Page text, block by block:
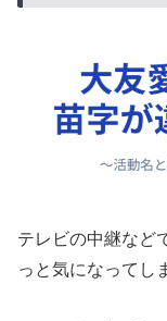
テレビの中継など
っと気になってし